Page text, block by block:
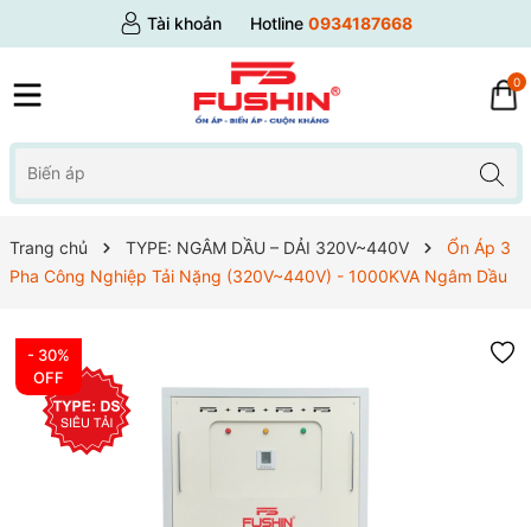
Tài khoản Hotline 0934187668
0
Trang chủ TYPE: NGÂM DẦU – DẢI 320V~440V
Ổn Áp 3
Pha Công Nghiệp Tải Nặng (320V~440V) - 1000KVA Ngâm Dầu
- 30%
OFF